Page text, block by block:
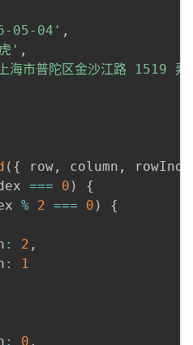
05-04' ,
' ,
海市普陀区金沙江路 1519
( { row , column ,
=== 0 )
{
% 2 === 0 )
{
: 2 ,
:
1
: 0 ,